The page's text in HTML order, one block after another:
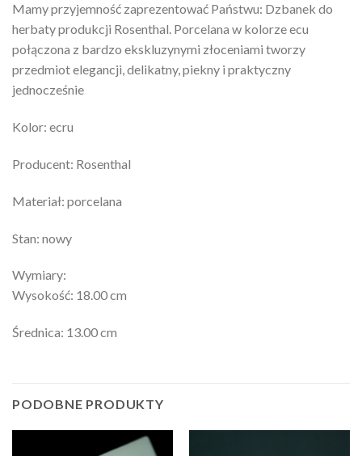
Mamy przyjemność zaprezentować Państwu: Dzbanek do
herbaty produkcji Rosenthal. Porcelana w kolorze ecu
połączona z bardzo ekskluzynymi złoceniami tworzy
przedmiot elegancji, delikatny, piekny i praktyczny
jednocześnie
Kolor: ecru
Producent: Rosenthal
Materiał: porcelana
Stan: nowy
Wymiary:
Wysokość: 18.00 cm
Średnica: 13.00 cm
PODOBNE PRODUKTY